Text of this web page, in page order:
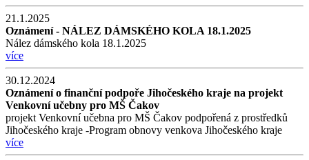
21.1.2025
Oznámení - NÁLEZ DÁMSKÉHO KOLA 18.1.2025
Nález dámského kola 18.1.2025
více
30.12.2024
Oznámení o finanční podpoře Jihočeského kraje na projekt
Venkovní učebny pro MŠ Čakov
projekt Venkovní učebna pro MŠ Čakov podpořená z prostředků
Jihočeského kraje -Program obnovy venkova Jihočeského kraje
více